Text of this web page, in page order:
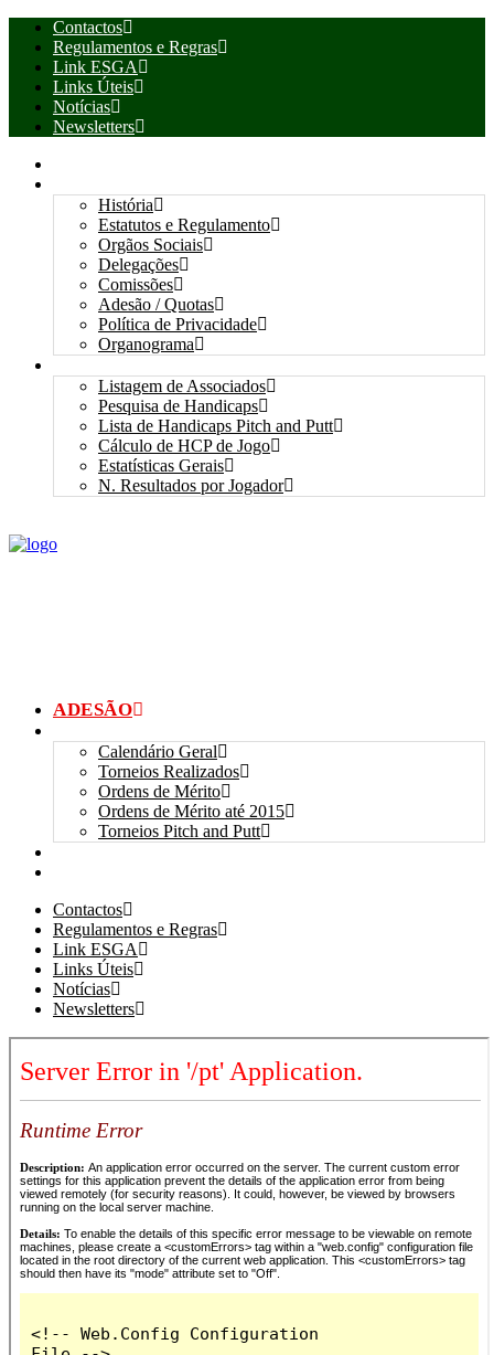
Contactos
Regulamentos e Regras
Link ESGA
Links Úteis
Notícias
Newsletters
História
Estatutos e Regulamento
Orgãos Sociais
Delegações
Comissões
Adesão / Quotas
Política de Privacidade
Organograma
Listagem de Associados
Pesquisa de Handicaps
Lista de Handicaps Pitch and Putt
Cálculo de HCP de Jogo
Estatísticas Gerais
N. Resultados por Jogador
ADESÃO
Calendário Geral
Torneios Realizados
Ordens de Mérito
Ordens de Mérito até 2015
Torneios Pitch and Putt
Contactos
Regulamentos e Regras
Link ESGA
Links Úteis
Notícias
Newsletters